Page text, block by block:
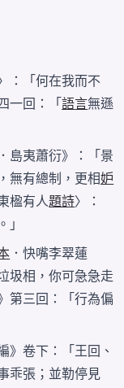
：「何在我而不
一回：「語言無遜
．島夷蕭衍》：「景
無有總制，更相妒
楹有人題詩〉：
」
．快嘴李翠蓮
圾相，你可急急走
第三回：「行為偏
》卷下：「王回、
乖張；並勒停見